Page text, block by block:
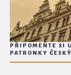
PŘIPOMEŇTE SI
PATRONKY